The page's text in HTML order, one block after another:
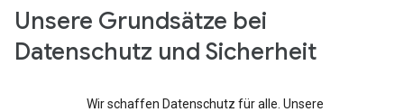
Unsere Grundsätze bei
Datenschutz und Sicherheit
Wir schaffen Datenschutz für alle. Unsere